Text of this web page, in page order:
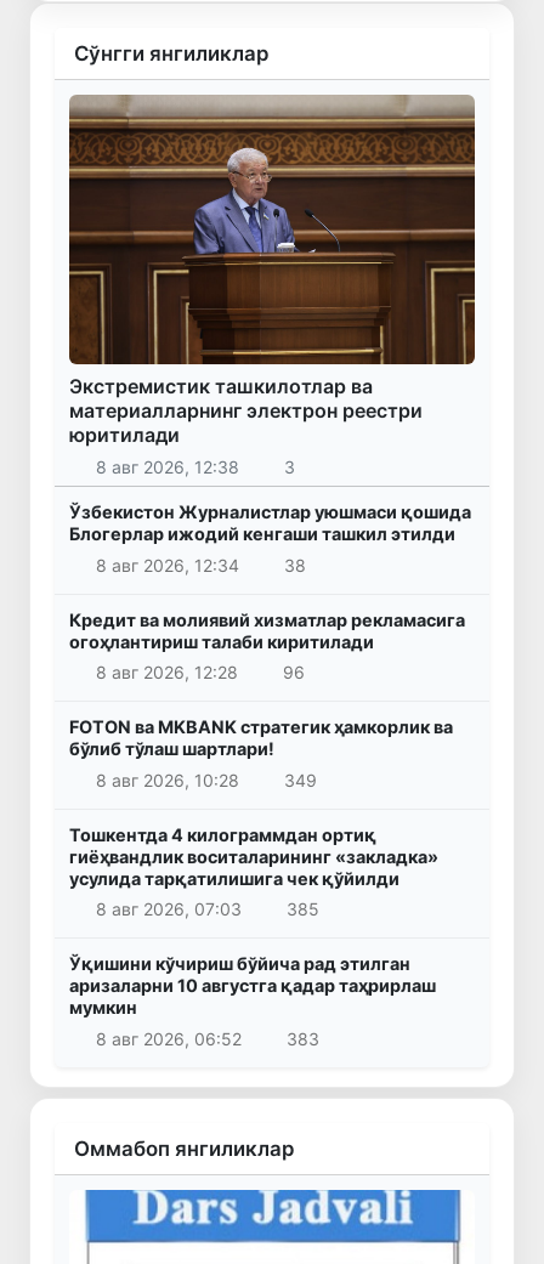
Сўнгги янгиликлар
Экстремистик ташкилотлар ва
материалларнинг электрон реестри
юритилади
8 авг 2026, 12:38 3
Ўзбекистон Журналистлар уюшмаси қошида
Блогерлар ижодий кенгаши ташкил этилди
8 авг 2026, 12:34
38
Кредит ва молиявий хизматлар рекламасига
огоҳлантириш талаби киритилади
8 авг 2026, 12:28
96
FOTON ва MKBANK стратегик ҳамкорлик ва
бўлиб тўлаш шартлари!
8 авг 2026, 10:28
349
Тошкентда 4 килограммдан ортиқ
гиёҳвандлик воситаларининг «закладка»
усулида тарқатилишига чек қўйилди
8 авг 2026, 07:03
385
Ўқишини кўчириш бўйича рад этилган
аризаларни 10 августга қадар таҳрирлаш
мумкин
8 авг 2026, 06:52
383
Оммабоп янгиликлар